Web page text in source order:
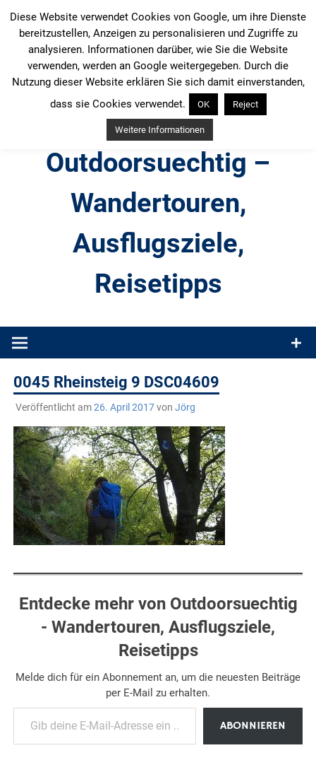
Inhalt
springen
Outdoorsuechtig –
Wandertouren,
Ausflugsziele,
Reisetipps
Produkttests und Buchrezensionen. Ein Blog für alle, die gern
0045 Rheinsteig 9 DSC04609
Veröffentlicht am26. April 2017von Jörg
Entdecke mehr von Outdoorsuechtig
- Wandertouren, Ausflugsziele,
Reisetipps
Melde dich für ein Abonnement an, um die neuesten Beiträge
per E-Mail zu erhalten.
Gib deine E-Mail-Adresse ein ...
ABONNIEREN
Diese Website verwendet Cookies von Google, um ihre Dienste
bereitzustellen, Anzeigen zu personalisieren und Zugriffe zu
analysieren. Informationen darüber, wie Sie die Website
verwenden, werden an Google weitergegeben. Durch die
Nutzung dieser Website erklären Sie sich damit einverstanden,
dass sie Cookies verwendet.
OK Reject
Weitere Informationen